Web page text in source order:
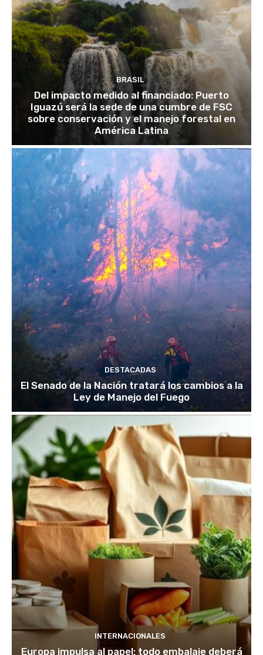
BRASIL
Del impacto medido al financiado: Puerto
Iguazú será la sede de una cumbre de FSC
sobre conservación y el manejo forestal en
América Latina
DESTACADAS
El Senado de la Nación tratará los cambios a la
Ley de Manejo del Fuego
INTERNACIONALES
Europa impulsa al papel: todo embalaje deberá